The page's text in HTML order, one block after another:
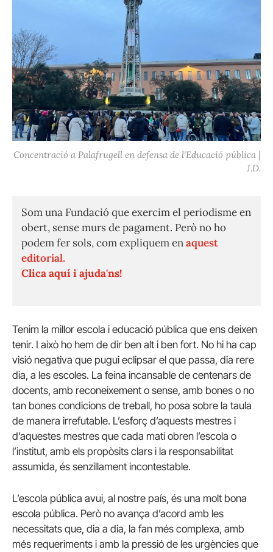
Concentració a Palafrugell en defensa de l'Educació pública |
J.D.
Som una Fundació que exercim el periodisme en
obert, sense murs de pagament. Però no ho
podem fer sols, com expliquem enaquest
editorial.
Clica aquí i ajuda'ns!
Tenim la millor escola i educació pública que ens deixen
tenir. I això ho hem de dir ben alt i ben fort. No hi ha cap
visió negativa que pugui eclipsar el que passa, dia rere
dia, a les escoles. La feina incansable de centenars de
docents, amb reconeixement o sense, amb bones o no
tan bones condicions de treball, ho posa sobre la taula
de manera irrefutable. L’esforç d’aquests mestres i
d’aquestes mestres que cada matí obren l’escola o
l’institut, amb els propòsits clars i la responsabilitat
assumida, és senzillament incontestable.
L’escola pública avui, al nostre país, és una molt bona
escola pública. Però no avança d’acord amb les
necessitats que, dia a dia, la fan més complexa, amb
més requeriments i amb la pressió de les urgències que